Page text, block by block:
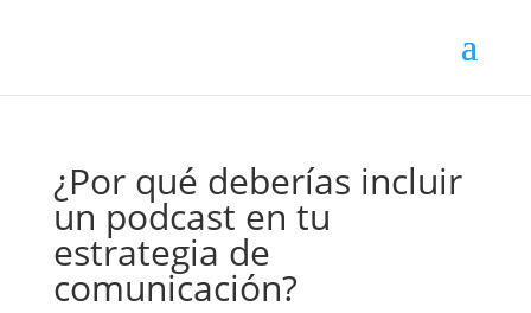
¿Por qué deberías incluir
un podcast en tu
estrategia de
comunicación?